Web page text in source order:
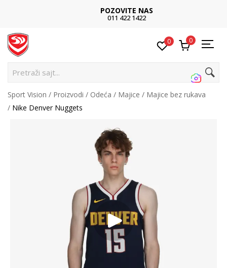
POZOVITE NAS
011 422 1422
0 0
Pretraži sajt...
Sport Vision Proizvodi Odeća Majice
Majice bez rukava
Nike Denver Nuggets